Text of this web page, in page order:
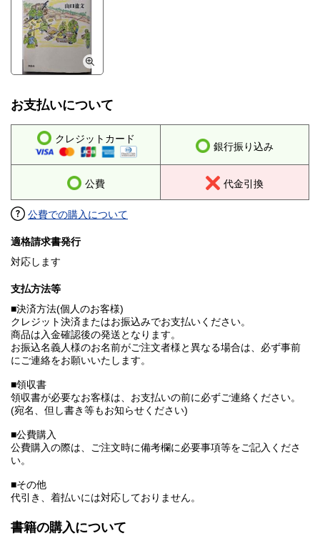
お支払いについて
クレジットカード
銀行振り込み
公費 代金引換
公費での購入について
適格請求書発行
対応します
支払方法等
■決済方法(個人のお客様)
クレジット決済またはお振込みでお支払いください。
商品は入金確認後の発送となります。
お振込名義人様のお名前がご注文者様と異なる場合は、必ず事前
にご連絡をお願いいたします。
■領収書
領収書が必要なお客様は、お支払いの前に必ずご連絡ください。
(宛名、但し書き等もお知らせください)
■公費購入
公費購入の際は、ご注文時に備考欄に必要事項等をご記入くださ
い。
■その他
代引き、着払いには対応しておりません。
書籍の購入について